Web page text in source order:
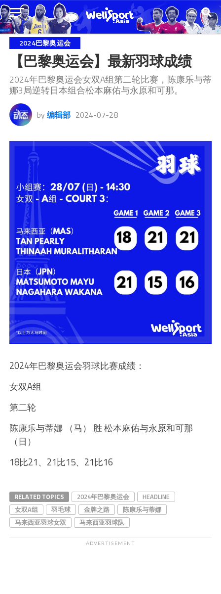
2024巴黎奥运会
【巴黎奥运会】最新羽球成绩
2024年巴黎奥运会女双A组第二轮比赛，陈康乐与蒂
娜3局逆转日本组合松本麻佑与永原和可那。
by 编辑部 2024-07-28
2024年巴黎奥运会羽球比赛成绩：
女双A组
第二轮
陈康乐与蒂娜 （马） 胜 松本麻佑与永原和可那
（日）
18比21、21比15、21比16
RELATED TOPICS 2024年巴黎奥运会
HEADLINE
女双A组
羽毛球 金牌之路
陈康乐与蒂娜
马来西亚羽球女双
马来西亚羽球队
ADVERTISEMENT